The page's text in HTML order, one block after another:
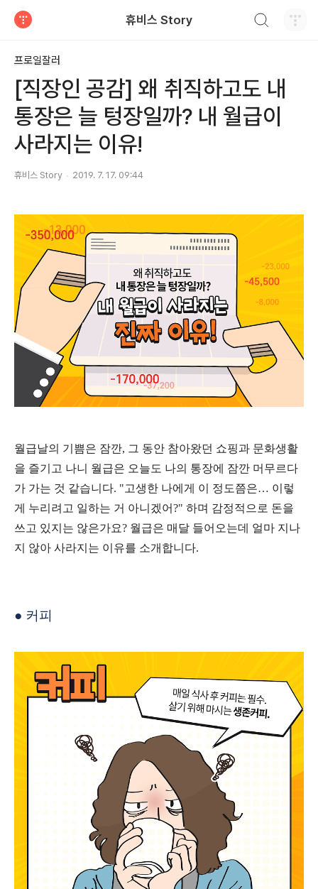
휴비스 Story
프로일잘러
[직장인 공감] 왜 취직하고도 내
통장은 늘 텅장일까? 내 월급이
사라지는 이유!
휴비스 Story 2019. 7. 17. 09:44
월급날의 기쁨은 잠깐, 그 동안 참아왔던 쇼핑과 문화생활
을 즐기고 나니 월급은 오늘도 나의 통장에 잠깐 머무르다
가 가는 것 같습니다. "고생한 나에게 이 정도쯤은… 이렇
게 누리려고 일하는 거 아니겠어?" 하며 감정적으로 돈을
쓰고 있지는 않은가요? 월급은 매달 들어오는데 얼마 지나
지 않아 사라지는 이유를 소개합니다.
● 커피